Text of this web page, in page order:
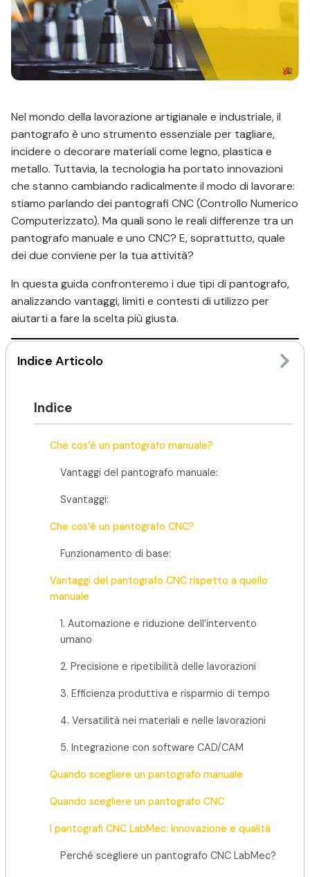
Indice Articolo
Indice
Che cos’è un pantografo manuale?
Vantaggi del pantografo manuale:
Svantaggi:
Che cos’è un pantografo CNC?
Funzionamento di base:
Vantaggi del pantografo CNC rispetto a quello
manuale
1. Automazione e riduzione dell’intervento
umano
2. Precisione e ripetibilità delle lavorazioni
3. Efficienza produttiva e risparmio di tempo
4. Versatilità nei materiali e nelle lavorazioni
5. Integrazione con software CAD/CAM
Quando scegliere un pantografo manuale
Quando scegliere un pantografo CNC
I pantografi CNC LabMec: Innovazione e qualità
Perché scegliere un pantografo CNC LabMec?
Nel mondo della lavorazione artigianale e industriale, il
pantografo è uno strumento essenziale per tagliare,
incidere o decorare materiali come legno, plastica e
metallo. Tuttavia, la tecnologia ha portato innovazioni
che stanno cambiando radicalmente il modo di lavorare:
stiamo parlando dei pantografi CNC (Controllo Numerico
Computerizzato). Ma quali sono le reali differenze tra un
pantografo manuale e uno CNC? E, soprattutto, quale
dei due conviene per la tua attività?
In questa guida confronteremo i due tipi di pantografo,
analizzando vantaggi, limiti e contesti di utilizzo per
aiutarti a fare la scelta più giusta.
Che cos’è un pantografo
Il pantografo manuale è uno strumento tradizionale
utilizzato per duplicare un disegno o eseguire lavorazioni
movimento diretto di un braccio meccanico, guidato
Con un pantografo manuale, è l’abilità dell’operatore a
determinare la qualità del lavoro: l’operatore deve
seguire con precisione un tracciato o una guida,
Questo tipo di macchina è stato ampiamente utilizzato
Vantaggi del pantografo manuale:
Costo di acquisto e manutenzione contenuto.
Adatto per lavorazioni artistiche e creative.
lavoro.
Svantaggi:
Precisione limitata rispetto alle esigenze moderne.
Tempi di lavorazione più lunghi, soprattutto per